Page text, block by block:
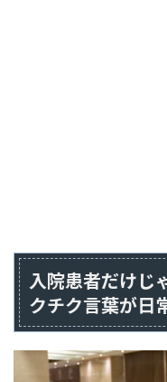
入院患者だけじ
クチク言葉が日